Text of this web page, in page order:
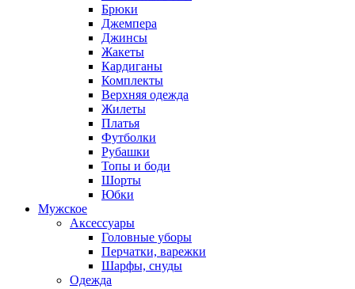
Брюки
Джемпера
Джинсы
Жакеты
Кардиганы
Комплекты
Верхняя одежда
Жилеты
Платья
Футболки
Рубашки
Топы и боди
Шорты
Юбки
Мужское
Аксессуары
Головные уборы
Перчатки, варежки
Шарфы, снуды
Одежда